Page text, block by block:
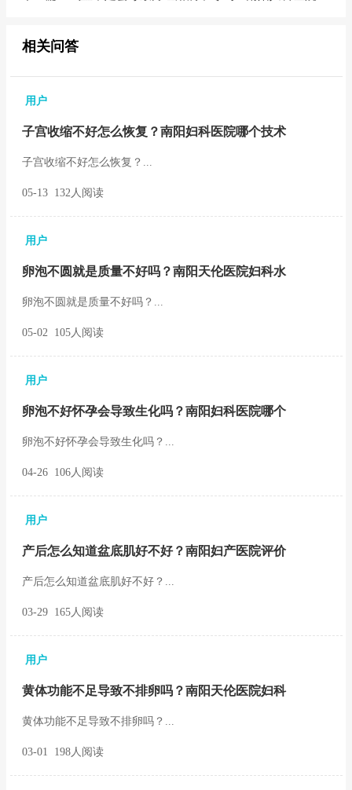
相关问答
用户
子宫收缩不好怎么恢复？南阳妇科医院哪个技术
子宫收缩不好怎么恢复？...
05-13 132人阅读
用户
卵泡不圆就是质量不好吗？南阳天伦医院妇科水
卵泡不圆就是质量不好吗？...
05-02 105人阅读
用户
卵泡不好怀孕会导致生化吗？南阳妇科医院哪个
卵泡不好怀孕会导致生化吗？...
04-26 106人阅读
用户
产后怎么知道盆底肌好不好？南阳妇产医院评价
产后怎么知道盆底肌好不好？...
03-29 165人阅读
用户
黄体功能不足导致不排卵吗？南阳天伦医院妇科
黄体功能不足导致不排卵吗？...
03-01 198人阅读